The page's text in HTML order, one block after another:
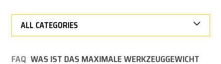
PRESSE
KARRIERE
ALL CATEGORIES
FAQ WAS IST DAS MAXIMALE WERKZEUGGEWICHT